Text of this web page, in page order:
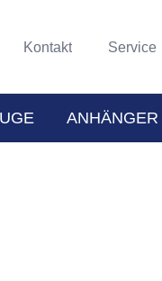
Kontakt Service
ANHÄNGER